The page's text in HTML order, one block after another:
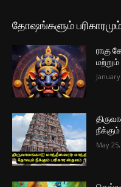
தோஷங்களும்
ராகு
மற்றும்
May